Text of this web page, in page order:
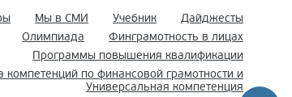
Мы в СМИ Учебник
Дайджесты
Олимпиада
Финграмотность в лицах
Программы повышения квалификации
компетенций по финансовой грамотности и
Универсальная компетенция